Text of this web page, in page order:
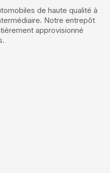
de haute qualité à
Notre entrepôt
approvisionné